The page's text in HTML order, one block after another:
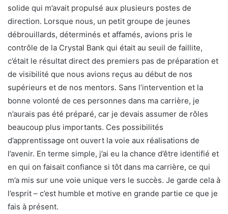
solide qui m’avait propulsé aux plusieurs postes de
direction. Lorsque nous, un petit groupe de jeunes
débrouillards, déterminés et affamés, avions pris le
contrôle de la Crystal Bank qui était au seuil de faillite,
c’était le résultat direct des premiers pas de préparation et
de visibilité que nous avions reçus au début de nos
supérieurs et de nos mentors. Sans l’intervention et la
bonne volonté de ces personnes dans ma carrière, je
n’aurais pas été préparé, car je devais assumer de rôles
beaucoup plus importants. Ces possibilités
d’apprentissage ont ouvert la voie aux réalisations de
l’avenir. En terme simple, j’ai eu la chance d’être identifié et
en qui on faisait confiance si tôt dans ma carrière, ce qui
m’a mis sur une voie unique vers le succès. Je garde cela à
l’esprit – c’est humble et motive en grande partie ce que je
fais à présent.